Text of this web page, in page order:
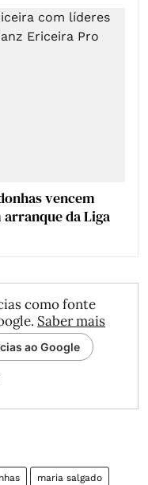
vencem
da Liga
como fonte
Saber mais
ao Google
maria salgado